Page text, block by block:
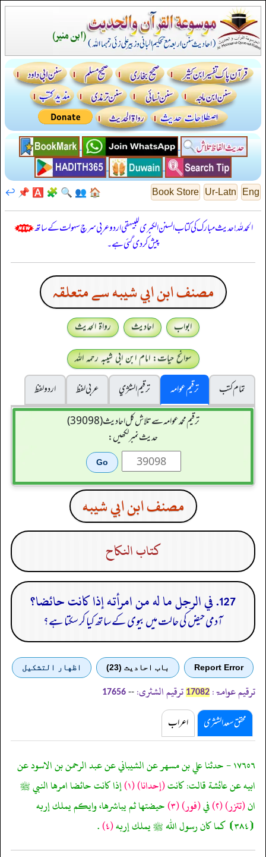
Eng
Ur-Latn
Book Store
🏠
👥
🔍
🧩
🅰️
📌
↩️
الحمدللہ! حدیث مبارک کی کتاب السنن الكبرى للبيهقي اردو عربی سرچ سہولت کے ساتھ
پیش کر دی گئی ہے۔
مصنف ابن ابي شيبه سے متعلقہ
ابواب احادیث
رواۃ الحدیث
سوانح حیات: امام ابن ابی شیبہ رحمہ اللہ
تمام کتب
ترقیم عوامہ ترقيم الشژي عربی لفظ
اردو لفظ
ترقیم محمدعوامہ سے تلاش کل احادیث (39098)
حدیث نمبر لکھیں:
مصنف ابن ابي شيبه
كتاب النكاح
127. في الرجل ما له من امرأته إذا كانت حائضا؟
آدمی حیض کی حالت میں بیوی کے ساتھ کیا کر سکتا ہے؟
Report Error باب احادیث (23) اظهار التشكيل
ترقیم عوامۃ: 17082 ترقیم الشثری: --
17656
محقق سعد الشثری اعراب
١٧٦٥٦ - حدثنا علي بن مسهر عن الشيباني عن عبد الرحمن بن الاسود عن
ابيه عن عائشة قالت: كانت(إحدانا)(١) إذا كانت حائضا امرها النبي ﷺ
ان(تتزر)(٢) في(فور)(٣)
حيضتها ثم يباشرها، وايكم يملك إربه
⦗٣٨٤⦘ كما كان رسول الله ﷺ يملك إربه
(٤) .